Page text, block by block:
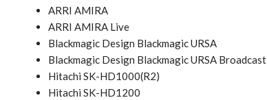
ARRI AMIRA
ARRI AMIRA Live
Blackmagic Design Blackmagic URSA
Blackmagic Design Blackmagic URSA Broadcast
Hitachi SK-HD1000(R2)
Hitachi SK-HD1200